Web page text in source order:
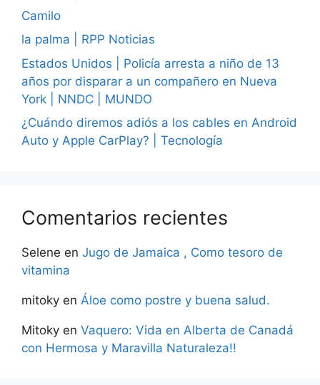
Camilo
la palma | RPP Noticias
Estados Unidos | Policía arresta a niño de 13
años por disparar a un compañero en Nueva
York | NNDC | MUNDO
¿Cuándo diremos adiós a los cables en Android
Auto y Apple CarPlay? | Tecnología
Comentarios recientes
Selene en Jugo de Jamaica , Como tesoro de
vitamina
mitoky en Áloe como postre y buena salud.
Mitoky en Vaquero: Vida en Alberta de Canadá
con Hermosa y Maravilla Naturaleza!!